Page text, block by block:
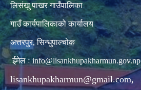
लिसंखु पाखर गाउँपालिका
गाउँ कार्यपालिकाको कार्यालय
अत्तरपुर, सिन्धुपाल्चोक
ईमेल ः info@lisankhupakharmun.gov.np
lisankhupakharmun@gmail.com,